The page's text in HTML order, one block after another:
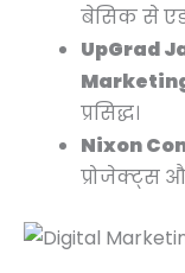
बेसिक से
UpGrad
प्रसिद्ध।
Nixon
प्रोजेक्ट्स